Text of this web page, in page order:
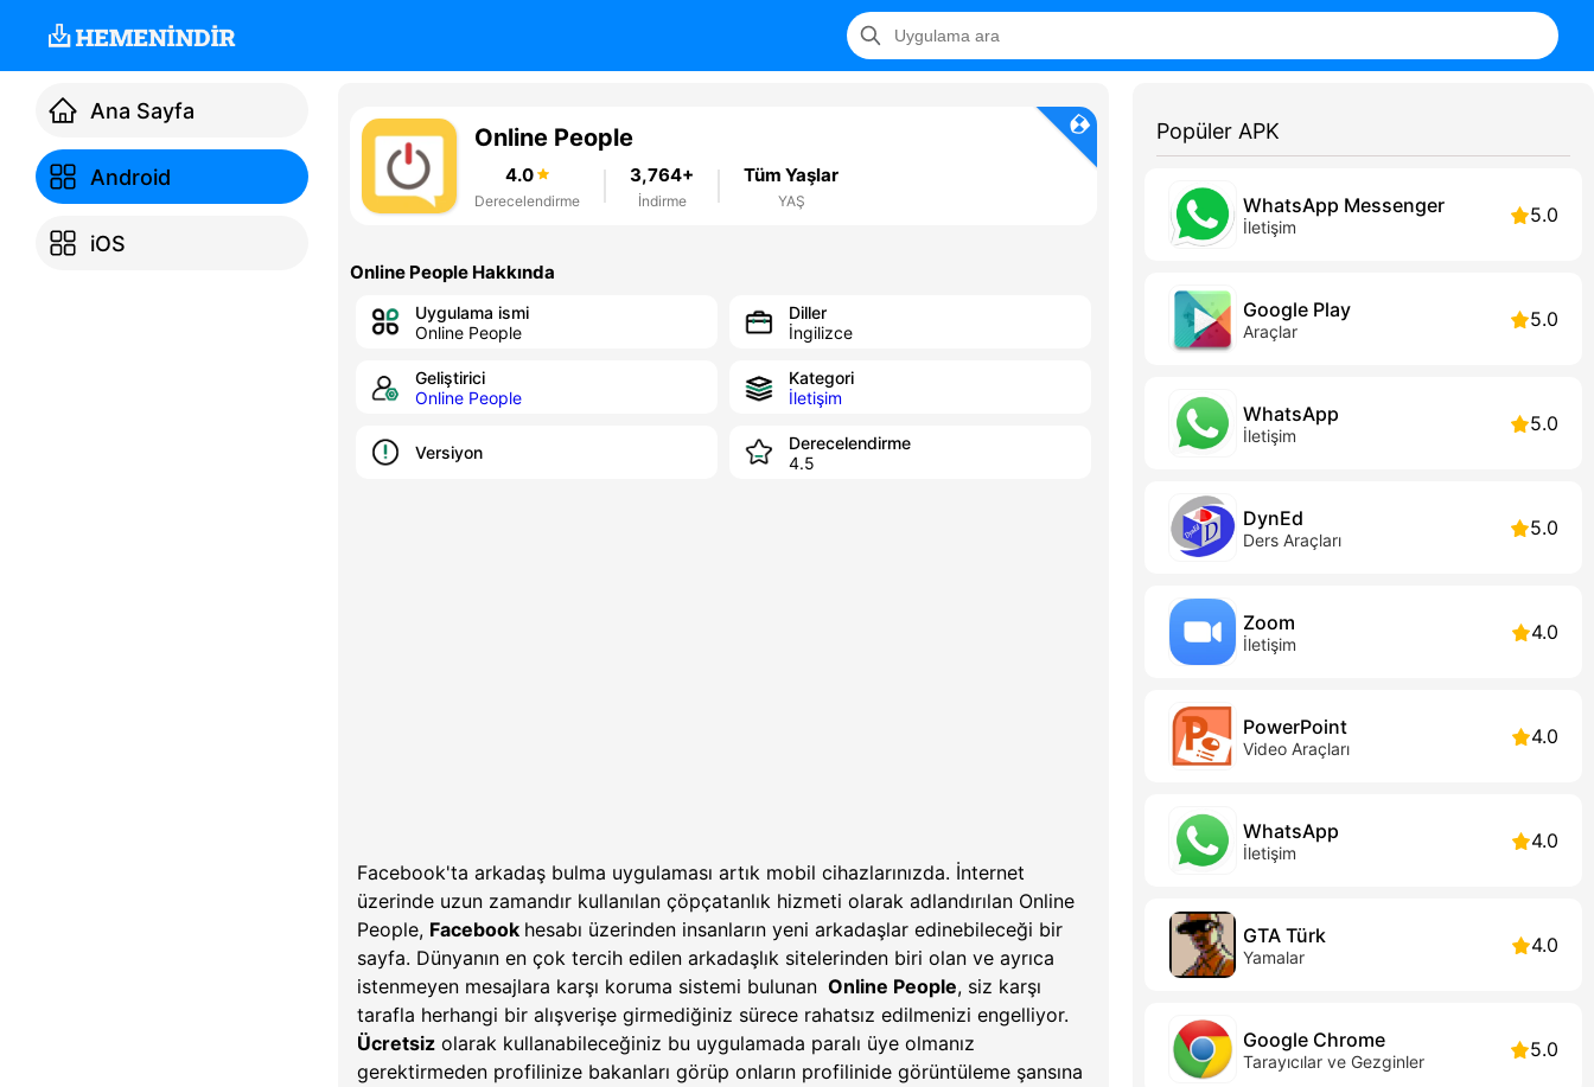
Ana Sayfa
Android
iOS
Online People
4.0
Derecelendirme
3,764+
İndirme
Tüm Yaşlar
YAŞ
Online People Hakkında
Uygulama ismi
Online People
Diller
İngilizce
Geliştirici
Online People
Kategori
İletişim
Versiyon
Derecelendirme
4.5
Facebook'ta arkadaş bulma uygulaması artık mobil cihazlarınızda. İnternet
üzerinde uzun zamandır kullanılan çöpçatanlık hizmeti olarak adlandırılan Online
People, Facebook hesabı üzerinden insanların yeni arkadaşlar edinebileceği bir
sayfa. Dünyanın en çok tercih edilen arkadaşlık sitelerinden biri olan ve ayrıca
istenmeyen mesajlara karşı koruma sistemi bulunan Online People, siz karşı
tarafla herhangi bir alışverişe girmediğiniz sürece rahatsız edilmenizi engelliyor.
Ücretsiz olarak kullanabileceğiniz bu uygulamada paralı üye olmanız
gerektirmeden profilinize bakanları görüp onların profilinide görüntüleme şansına
Popüler APK
WhatsApp Messenger
İletişim 5.0
Google Play
Araçlar 5.0
WhatsApp
İletişim 5.0
DynEd
Ders Araçları 5.0
Zoom
İletişim 4.0
PowerPoint
Video Araçları 4.0
WhatsApp
İletişim 4.0
GTA Türk
Yamalar 4.0
Google Chrome
Tarayıcılar ve Gezginler 5.0